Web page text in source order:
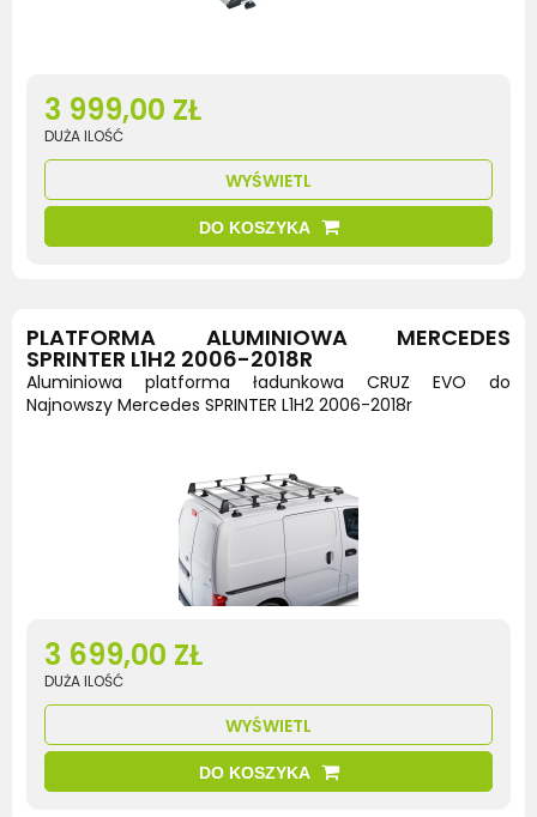
3 999,00 ZŁ
DUŻA ILOŚĆ
WYŚWIETL
DO KOSZYKA
PLATFORMA ALUMINIOWA MERCEDES
SPRINTER L1H2 2006-2018R
Aluminiowa platforma ładunkowa CRUZ EVO do
Najnowszy Mercedes SPRINTER L1H2 2006-2018r
3 699,00 ZŁ
DUŻA ILOŚĆ
WYŚWIETL
DO KOSZYKA